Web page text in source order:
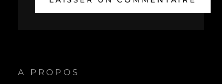
A PROPOS